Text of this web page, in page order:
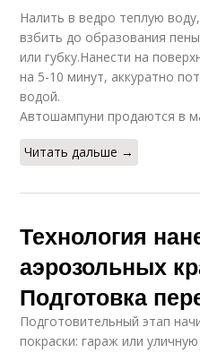
Налить в ведро теплую
взбить до образования
или губку.Нанести на
на 5-10 минут, аккуратно
водой.
Автошампуни продаются в
Читать дальше →
Технология
аэрозольных
Подготовка
Подготовительный этап
покраски: гараж или